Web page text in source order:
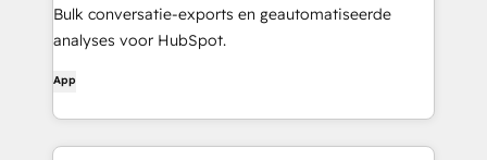
Bulk conversatie-exports en geautomatiseerde
analyses voor HubSpot.
App